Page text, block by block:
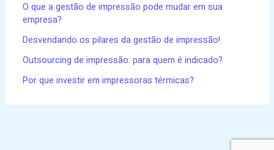
O que a gestão de impressão pode mudar em sua
empresa?
Desvendando os pilares da gestão de impressão!
Outsourcing de impressão: para quem é indicado?
Por que investir em impressoras térmicas?